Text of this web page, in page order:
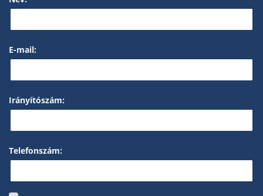
E-mail:
Irányítószám:
Telefonszám: